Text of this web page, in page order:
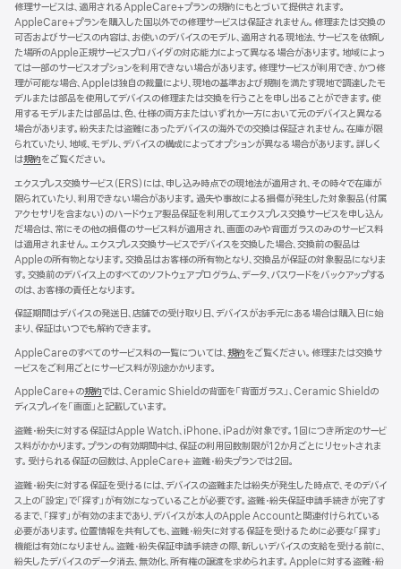
ン
ド
ウ
で
開
き
ま
す）
修理サービスは、適用されるAppleCare+プランの規約にもとづいて提供されます。
AppleCare+プランを購入した国以外での修理サービスは保証されません。修理または交換の
可否およびサービスの内容は、お使いのデバイスのモデル、適用される現地法、サービスを依頼し
た場所のApple正規サービスプロバイダの対応能力によって異なる場合があります。地域によっ
ては一部のサービスオプションを利用できない場合があります。修理サービスが利用でき、かつ修
理が可能な場合、Appleは独自の裁量により、現地の基準および規制を満たす現地で調達したモ
デルまたは部品を使用してデバイスの修理または交換を行うことを申し出ることができます。使
用するモデルまたは部品は、色、仕様の両方またはいずれか一方において元のデバイスと異なる
場合があります。紛失または盗難にあったデバイスの海外での交換は保証されません。在庫が限
られていたり、地域、モデル、デバイスの構成によってオプションが異なる場合があります。詳しく
は規約（新
ウ
イ
ン
ド
ウ
で
開
き
ま
す）
をご覧ください。
エクスプレス交換サービス（ERS）には、申し込み時点での現地法が適用され、その時々で在庫が
限られていたり、利用できない場合があります。過失や事故による損傷が発生した対象製品（付属
アクセサリを含まない）のハードウェア製品保証を利用してエクスプレス交換サービスを申し込ん
だ場合は、常にその他の損傷のサービス料が適用され、画面のみや背面ガラスのみのサービス料
は適用されません。エクスプレス交換サービスでデバイスを交換した場合、交換前の製品は
Appleの所有物となります。交換品はお客様の所有物となり、交換品が保証の対象製品になりま
す。交換前のデバイス上のすべてのソフトウェアプログラム、データ、パスワードをバックアップする
のは、お客様の責任となります。
保証期間はデバイスの発送日、店舗での受け取り日、デバイスがお手元にある場合は購入日に始
まり、保証はいつでも解約できます。
AppleCareのすべてのサービス料の一覧については、 規約（新
イ
ド
ウ
で
き
ま
す）
をご覧ください。修理または交換サ
ービスをご利用ごとにサービス料が別途かかります。
AppleCare+の規約（新
規
イ
ン
ド
ウ
で
開
き
ま
す）
では、Ceramic Shieldの背面を「背面ガラス」、Ceramic Shieldの
ディスプレイを「画面」と記載しています。
盗難・紛失に対する保証はApple Watch、iPhone、iPadが対象です。1回につき所定のサービ
ス料がかかります。プランの有効期間中は、保証の利用回数制限が12か月ごとにリセットされま
す。受けられる保証の回数は、AppleCare+ 盗難・紛失プランでは2回。
盗難・紛失に対する保証を受けるには、デバイスの盗難または紛失が発生した時点で、そのデバイ
ス上の「設定」で「探す」が有効になっていることが必要です。盗難・紛失保証申請手続きが完了す
るまで、「探す」が有効のままであり、デバイスが本人のApple Accountと関連付けられている
必要があります。位置情報を共有しても、盗難・紛失に対する保証を受けるために必要な「探す」
機能は有効になりません。盗難・紛失保証申請手続きの際、新しいデバイスの支給を受ける前に、
紛失したデバイスのデータ消去、無効化、所有権の譲渡を求められます。Appleに対する盗難・紛